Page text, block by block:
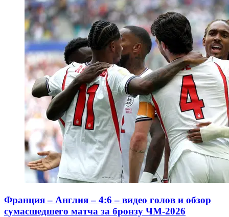
Франция – Англия – 4:6 – видео голов и обзор
сумасшедшего матча за бронзу ЧМ-2026